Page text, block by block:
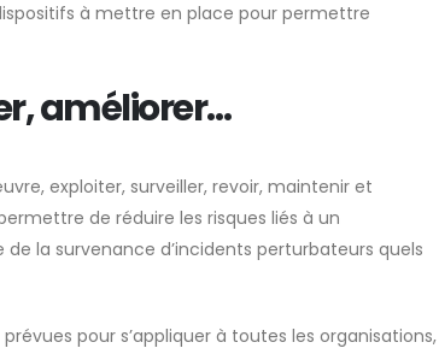
à mettre en place pour permettre
améliorer…
exploiter, surveiller, revoir, maintenir et
de réduire les risques liés à un
la survenance d’incidents perturbateurs quels
pour s’appliquer à toutes les organisations,